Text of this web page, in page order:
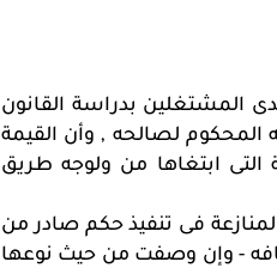
المشتغلين بدراسة القانون
المحكوم لصالحه , وأن القيمة
التى ابتغاها من ولوجه طريق
فى تنفيذ حكم صادر من
- وإن وصفت من حيث نوعها